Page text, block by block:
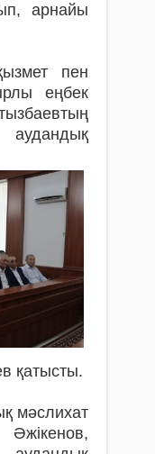
арнайы
пен
еңбек
қатысты.
мәслихат